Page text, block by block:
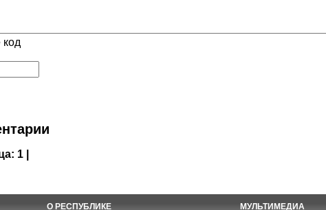
код
1 |
О РЕСПУБЛИКЕ МУЛЬТИМЕДИА